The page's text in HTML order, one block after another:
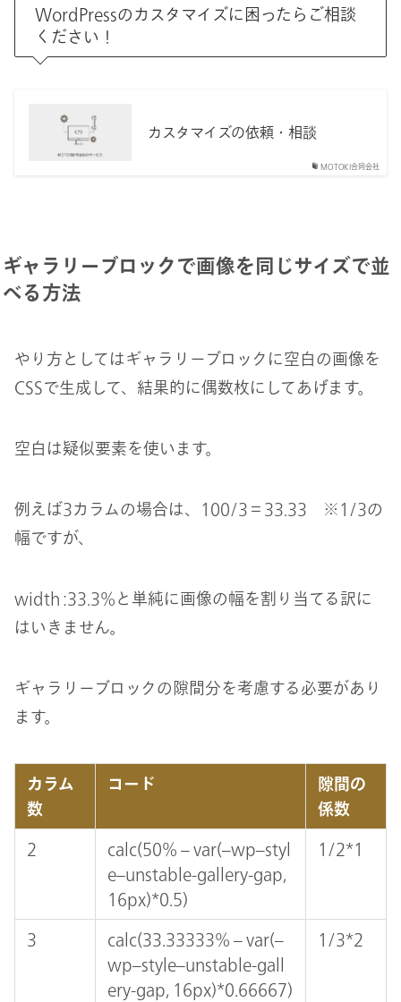
WordPressのカスタマイズに困ったらご相談
ください！
MOTOKI合同会社
カスタマイズの依頼・相談
ギャラリーブロックで画像を同じサイズで並
べる方法
やり方としてはギャラリーブロックに空白の画像を
CSSで生成して、結果的に偶数枚にしてあげます。
空白は疑似要素を使います。
例えば3カラムの場合は、100/3＝33.33 ※1/3の
幅ですが、
width :33.3%と単純に画像の幅を割り当てる訳に
はいきません。
ギャラリーブロックの隙間分を考慮する必要があり
ます。
カラム
数
コード
隙間の
係数
2
calc(50% – var(–wp–styl
e–unstable-gallery-gap,
16px)*0.5)
1/2*1
3
calc(33.33333% – var(–
wp–style–unstable-gall
ery-gap, 16px)*0.66667)
1/3*2